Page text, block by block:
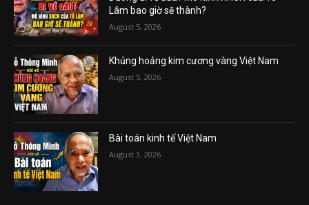
Lâm bao giờ sẽ thành?
August 5, 2026
Khủng hoảng kim cương vàng Việt Nam
August 5, 2026
Bài toán kinh tế Việt Nam
August 3, 2026